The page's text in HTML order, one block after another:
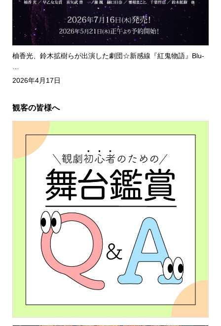
柚香光、鈴木拡樹らが出演した劇団☆新感線『紅鬼物語』Blu-
…
2026年4月17日
観客の皆様へ